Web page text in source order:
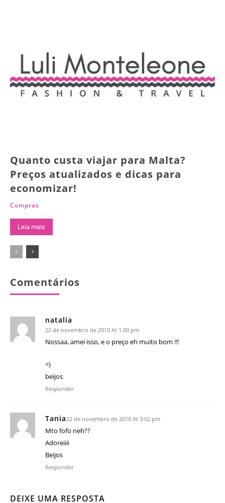
Quanto custa viajar para Malta?
Preços atualizados e dicas para
economizar!
Compras
Leia mais
Comentários
natalia
22 de novembro de 2010 At 1:00 pm
Nossaa, amei isso, e o preço eh muito bom !!!
=)
beijos
Responder
Tania22 de novembro de 2010 At 3:02 pm
Mto fofo neh??
Adoreiiii
Beijos
Responder
DEIXE UMA RESPOSTA